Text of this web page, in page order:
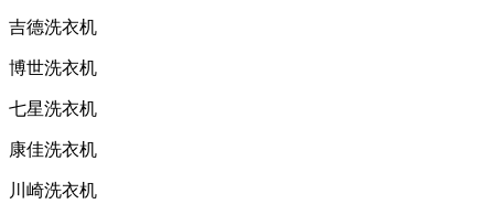
吉德洗衣机
博世洗衣机
七星洗衣机
康佳洗衣机
川崎洗衣机